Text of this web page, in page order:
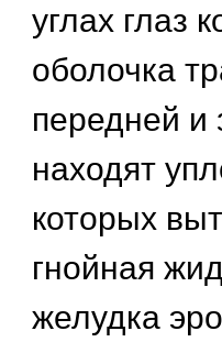
углах глаз
оболочка
передней и
находят
которых
гнойная
желудка